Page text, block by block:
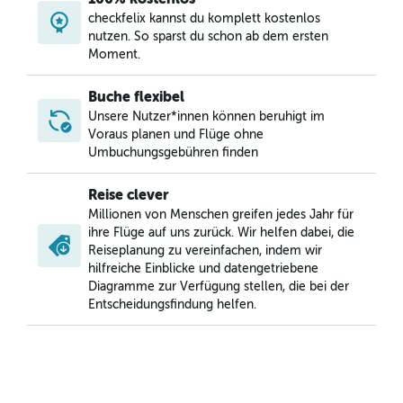
checkfelix kannst du komplett kostenlos
nutzen. So sparst du schon ab dem ersten
Moment.
Buche flexibel
Unsere Nutzer*innen können beruhigt im
Voraus planen und Flüge ohne
Umbuchungsgebühren finden
Reise clever
Millionen von Menschen greifen jedes Jahr für
ihre Flüge auf uns zurück. Wir helfen dabei, die
Reiseplanung zu vereinfachen, indem wir
hilfreiche Einblicke und datengetriebene
Diagramme zur Verfügung stellen, die bei der
Entscheidungsfindung helfen.